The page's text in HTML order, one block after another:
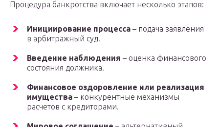
Процедура банкротства включает несколько этапов:
Инициирование процесса – подача заявления
в арбитражный суд.
Введение наблюдения – оценка финансового
состояния должника.
Финансовое оздоровление или реализация
имущества – конкурентные механизмы
расчетов с кредиторами.